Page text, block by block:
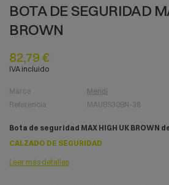
BOTA DE SEGURIDAD
BROWN
82,79 €
IVA incluido
Marca
Mendi
Referencia
MAUBS30BN-38
Bota de seguridad MAX HIGH UK BROWN
CALZADO DE SEGURIDAD
Leer más detalles